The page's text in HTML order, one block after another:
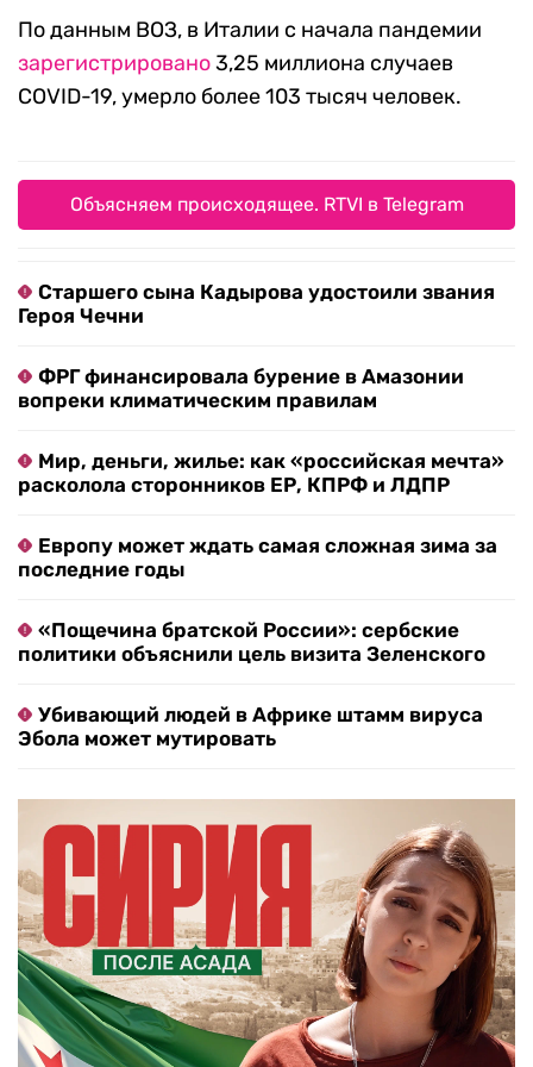
По данным ВОЗ, в Италии с начала пандемии
зарегистрировано3,25 миллиона случаев
COVID-19, умерло более 103 тысяч человек.
Объясняем происходящее. RTVI в Telegram
Старшего сына Кадырова удостоили звания
Героя Чечни
ФРГ финансировала бурение в Амазонии
вопреки климатическим правилам
Мир, деньги, жилье: как «российская мечта»
расколола сторонников ЕР, КПРФ и ЛДПР
Европу может ждать самая сложная зима за
последние годы
«Пощечина братской России»: сербские
политики объяснили цель визита Зеленского
Убивающий людей в Африке штамм вируса
Эбола может мутировать